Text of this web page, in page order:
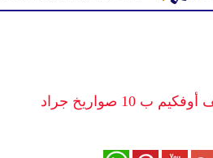
10 صواريخ جراد